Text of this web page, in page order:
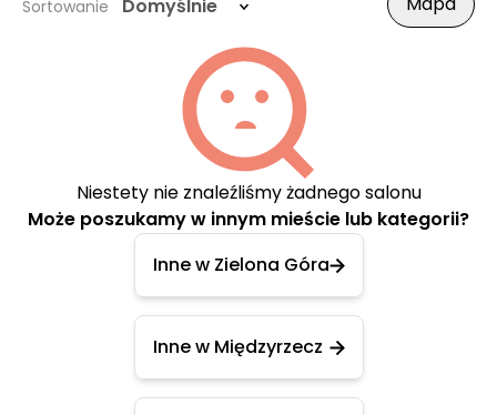
Sortowanie Domyślnie
Niestety nie znaleźliśmy żadnego salonu
Może poszukamy w innym mieście lub kategorii?
Inne w Zielona Góra
Inne w Międzyrzecz